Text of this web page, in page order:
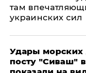
там
украинских сил
Удары
посту "Сиваш"